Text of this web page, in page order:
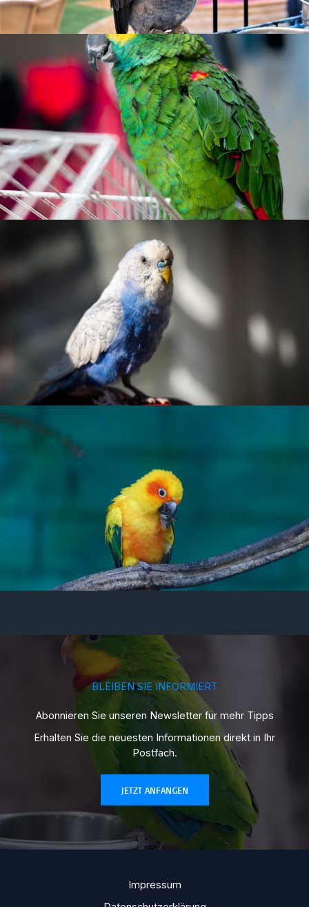
BLEIBEN SIE INFORMIERT
Abonnieren Sie unseren Newsletter für mehr Tipps
Erhalten Sie die neuesten Informationen direkt in Ihr
Postfach.
JETZT ANFANGEN
Impressum